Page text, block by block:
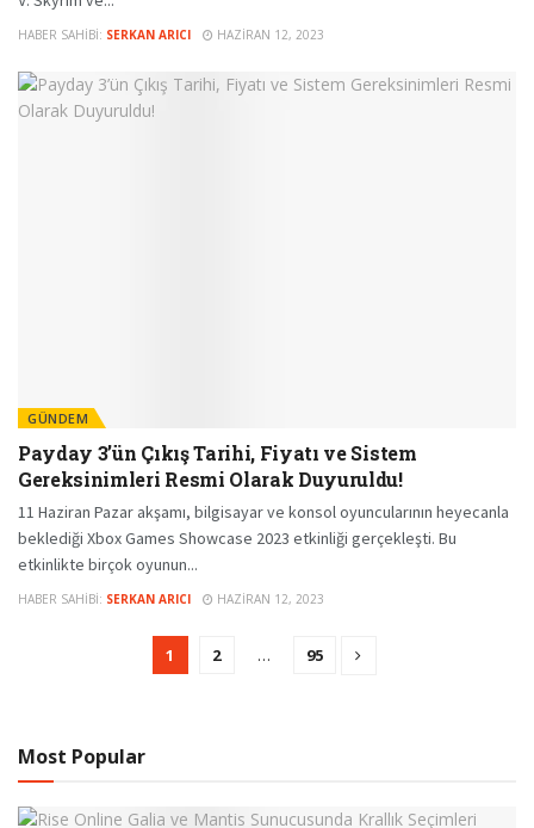
HABER SAHIBI: SERKAN ARICI HAZIRAN 12, 2023
GÜNDEM
Payday 3’ün Çıkış Tarihi, Fiyatı ve Sistem
Gereksinimleri Resmi Olarak Duyuruldu!
11 Haziran Pazar akşamı, bilgisayar ve konsol oyuncularının heyecanla
beklediği Xbox Games Showcase 2023 etkinliği gerçekleşti. Bu
etkinlikte birçok oyunun...
HABER SAHIBI: SERKAN ARICI HAZIRAN 12, 2023
1 2 … 95
Most Popular